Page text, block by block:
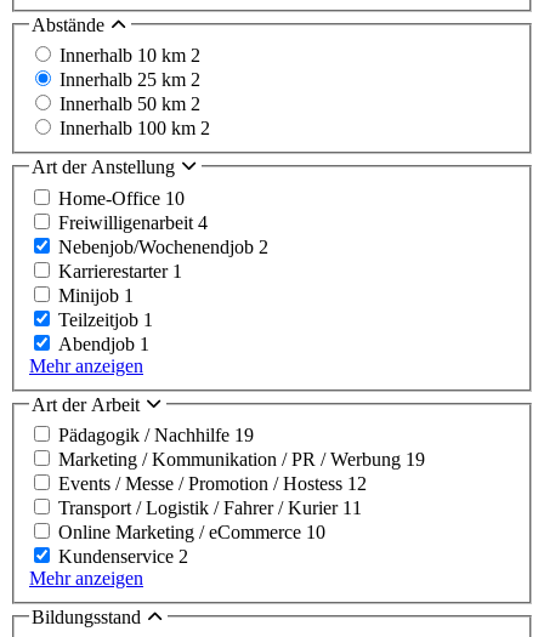
Abstände
Innerhalb 10 km 2
Innerhalb 25 km 2
Innerhalb 50 km 2
Innerhalb 100 km 2
Art der Anstellung
Home-Office 10
Freiwilligenarbeit 4
Nebenjob/Wochenendjob 2
Karrierestarter 1
Minijob 1
Teilzeitjob 1
Abendjob 1
Mehr anzeigen
Art der Arbeit
Pädagogik / Nachhilfe 19
Marketing / Kommunikation / PR / Werbung 19
Events / Messe / Promotion / Hostess 12
Transport / Logistik / Fahrer / Kurier 11
Online Marketing / eCommerce 10
Kundenservice 2
Mehr anzeigen
Bildungsstand